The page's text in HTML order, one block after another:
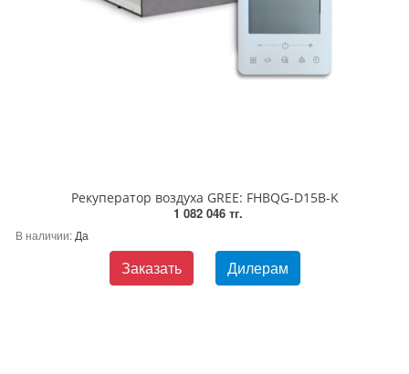
Рекуператор воздуха GREE: FHBQG-D15B-K
1 082 046 тг.
В наличии: Да
Заказать Дилерам